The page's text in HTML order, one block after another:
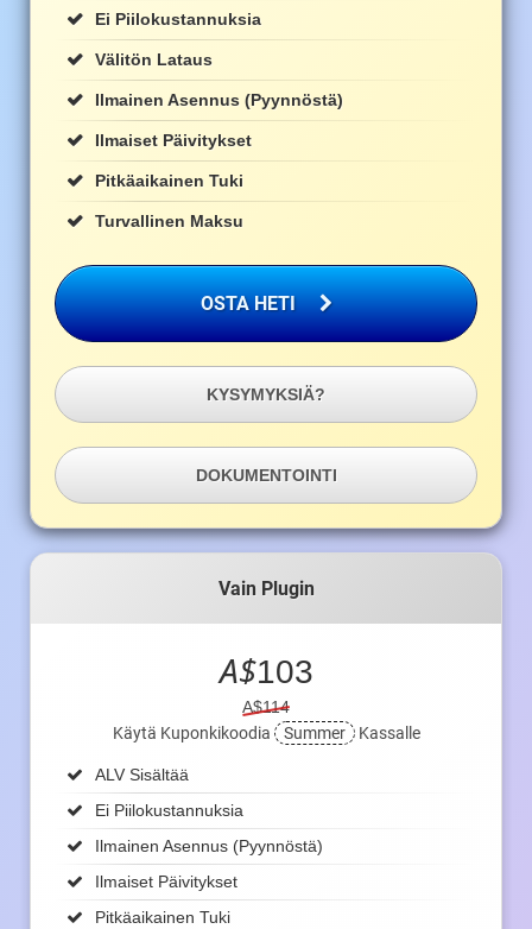
Ei Piilokustannuksia
Välitön Lataus
Ilmainen Asennus (pyynnöstä)
Ilmaiset Päivitykset
Pitkäaikainen Tuki
Turvallinen Maksu
OSTA HETI
KYSYMYKSIÄ?
DOKUMENTOINTI
Vain Plugin
A$103
A$114
Käytä Kuponkikoodia
Summer Kassalle
ALV Sisältää
Ei Piilokustannuksia
Ilmainen Asennus (pyynnöstä)
Ilmaiset Päivitykset
Pitkäaikainen Tuki